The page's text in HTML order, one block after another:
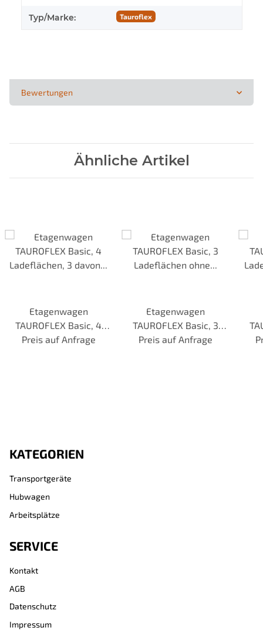
Typ/Marke: Tauroflex
Bewertungen
Ähnliche Artikel
Etagenwagen
TAUROFLEX Basic, 4
Ladeflächen, 3 davon mit
Preis auf Anfrage
Etagenwagen
TAUROFLEX Basic, 3
Ladeflächen ohne
Preis auf Anfrage
KATEGORIEN
Transportgeräte
Hubwagen
Arbeitsplätze
SERVICE
Kontakt
AGB
Datenschutz
Impressum